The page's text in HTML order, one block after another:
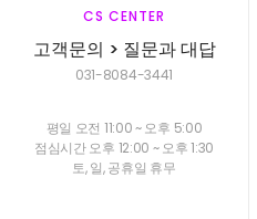
CS CENTER
고객문의 > 질문과 대답
031-8084-3441
평일 오전 11:00 ~ 오후 5:00
점심시간 오후 12:00 ~ 오후 1:30
토, 일, 공휴일 휴무